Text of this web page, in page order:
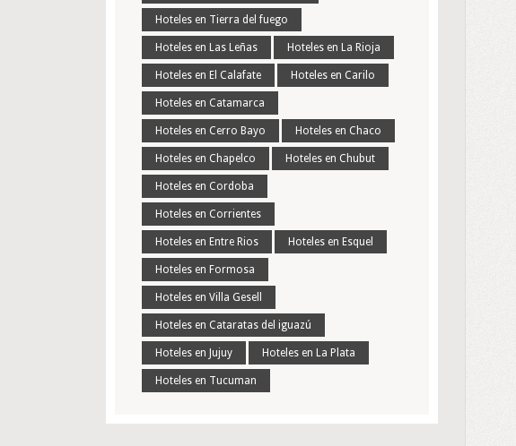
Hoteles en Tierra del fuego
Hoteles en Las Leñas Hoteles en La Rioja
Hoteles en El Calafate Hoteles en Carilo
Hoteles en Catamarca
Hoteles en Cerro Bayo Hoteles en Chaco
Hoteles en Chapelco Hoteles en Chubut
Hoteles en Cordoba
Hoteles en Corrientes
Hoteles en Entre Rios Hoteles en Esquel
Hoteles en Formosa
Hoteles en Villa Gesell
Hoteles en Cataratas del iguazú
Hoteles en Jujuy Hoteles en La Plata
Hoteles en Tucuman